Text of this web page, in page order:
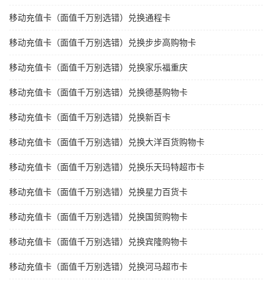
移动充值卡（面值千万别选错）兑换通程卡
移动充值卡（面值千万别选错）兑换步步高购物卡
移动充值卡（面值千万别选错）兑换家乐福重庆
移动充值卡（面值千万别选错）兑换德基购物卡
移动充值卡（面值千万别选错）兑换新百卡
移动充值卡（面值千万别选错）兑换大洋百货购物卡
移动充值卡（面值千万别选错）兑换乐天玛特超市卡
移动充值卡（面值千万别选错）兑换星力百货卡
移动充值卡（面值千万别选错）兑换国贸购物卡
移动充值卡（面值千万别选错）兑换宾隆购物卡
移动充值卡（面值千万别选错）兑换河马超市卡